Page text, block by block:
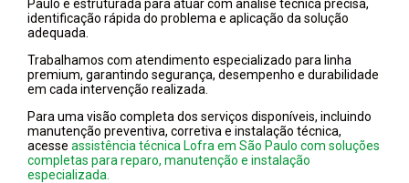
Paulo é estruturada para atuar com análise técnica precisa,
identificação rápida do problema e aplicação da solução
adequada.
Trabalhamos com atendimento especializado para linha
premium, garantindo segurança, desempenho e durabilidade
em cada intervenção realizada.
Para uma visão completa dos serviços disponíveis, incluindo
manutenção preventiva, corretiva e instalação técnica,
acesse assistência técnica Lofra em São Paulo com soluções
completas para reparo, manutenção e instalação
especializada.